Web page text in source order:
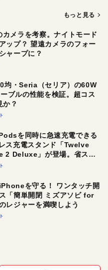
もっと見る
メラを考察。ナイトモード
ップ？ 望遠カメラのフォー
ャープに？
均・Seria（セリア）の60W
ブルの性能を検証。超コス
か？
を同時に急速充電できる
ス充電スタンド「Twelve
2 Deluxe」が登場。省スペ
に充電したい人にオスス
を守る！ ワンタッチ開
「簡単開閉 ミズアソビ for
レジャーを満喫しよう